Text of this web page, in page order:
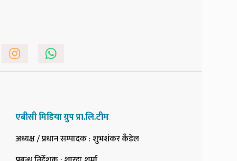
एबीसी मिडिया ग्रुप प्रा.लि.टीम
अध्यक्ष / प्रधान सम्पादक: शुभशंकर कँडेल